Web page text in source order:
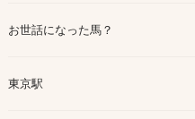
お世話になった馬？
東京駅